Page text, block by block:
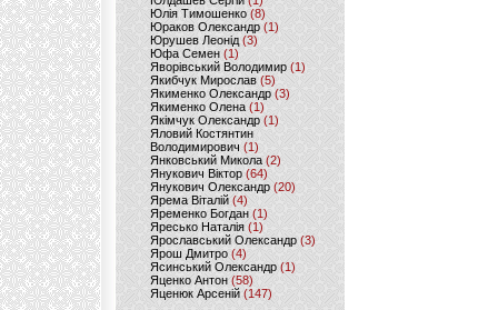
Юлія Тимошенко (8)
Юраков Олександр (1)
Юрушев Леонід (3)
Юфа Семен (1)
Яворівський Володимир (1)
Якибчук Мирослав (5)
Якименко Олександр (3)
Якименко Олена(1)
Якімчук Олександр (1)
Яловий Костянтин
Володимирович (1)
Янковський Микола(2)
Янукович Віктор (64)
Янукович Олександр(20)
Ярема Віталій(4)
Яременко Богдан(1)
Яресько Наталія(1)
Ярославський Олександр (3)
Ярош Дмитро (4)
Ясинський Олександр (1)
Яценко Антон(58)
Яценюк Арсеній (147)